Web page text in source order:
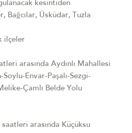
kesintiden
Bağcılar, Üsküdar, Tuzla
ilçeler
arasında Aydınlı Mahallesi
Envar-Paşalı-Sezgi-
Çamlı Belde Yolu
arasında Küçüksu